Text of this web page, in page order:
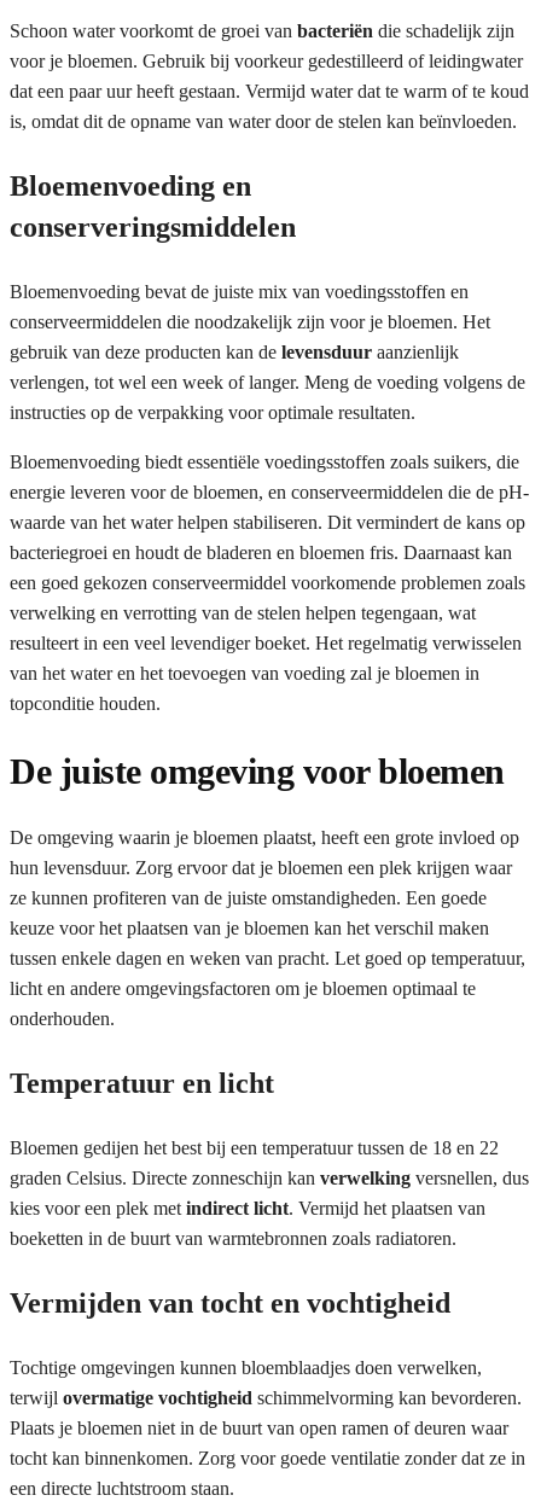
Schoon water voorkomt de groei van bacteriën die schadelijk zijn
voor je bloemen. Gebruik bij voorkeur gedestilleerd of leidingwater
dat een paar uur heeft gestaan. Vermijd water dat te warm of te koud
is, omdat dit de opname van water door de stelen kan beïnvloeden.
Bloemenvoeding en
conserveringsmiddelen
Bloemenvoeding bevat de juiste mix van voedingsstoffen en
conserveermiddelen die noodzakelijk zijn voor je bloemen. Het
gebruik van deze producten kan de levensduur aanzienlijk
verlengen, tot wel een week of langer. Meng de voeding volgens de
instructies op de verpakking voor optimale resultaten.
Bloemenvoeding biedt essentiële voedingsstoffen zoals suikers, die
energie leveren voor de bloemen, en conserveermiddelen die de pH-
waarde van het water helpen stabiliseren. Dit vermindert de kans op
bacteriegroei en houdt de bladeren en bloemen fris. Daarnaast kan
een goed gekozen conserveermiddel voorkomende problemen zoals
verwelking en verrotting van de stelen helpen tegengaan, wat
resulteert in een veel levendiger boeket. Het regelmatig verwisselen
van het water en het toevoegen van voeding zal je bloemen in
topconditie houden.
De juiste omgeving voor bloemen
De omgeving waarin je bloemen plaatst, heeft een grote invloed op
hun levensduur. Zorg ervoor dat je bloemen een plek krijgen waar
ze kunnen profiteren van de juiste omstandigheden. Een goede
keuze voor het plaatsen van je bloemen kan het verschil maken
tussen enkele dagen en weken van pracht. Let goed op temperatuur,
licht en andere omgevingsfactoren om je bloemen optimaal te
onderhouden.
Temperatuur en licht
Bloemen gedijen het best bij een temperatuur tussen de 18 en 22
graden Celsius. Directe zonneschijn kan verwelking versnellen, dus
kies voor een plek metindirect licht. Vermijd het plaatsen van
boeketten in de buurt van warmtebronnen zoals radiatoren.
Vermijden van tocht en vochtigheid
Tochtige omgevingen kunnen bloemblaadjes doen verwelken,
terwijl overmatige vochtigheid schimmelvorming kan bevorderen.
Plaats je bloemen niet in de buurt van open ramen of deuren waar
tocht kan binnenkomen. Zorg voor goede ventilatie zonder dat ze in
een directe luchtstroom staan.